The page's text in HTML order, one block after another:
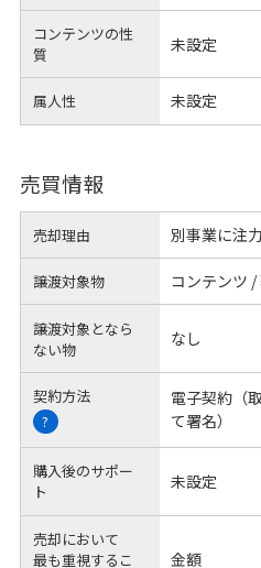
コンテンツの性
質
未設定
属人性 未設定
売買情報
売却理由 別事業に注
譲渡対象物 コンテンツ /
譲渡対象となら
ない物
なし
契約方法
?
電子契約（
て署名）
購入後のサポー
ト
未設定
売却において
最も重視するこ
金額